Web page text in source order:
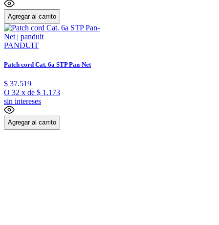
Agregar al carrito
PANDUIT
Patch cord Cat. 6a STP Pan-Net
$ 37.519
O 32 x de $ 1.173
sin intereses
Agregar al carrito